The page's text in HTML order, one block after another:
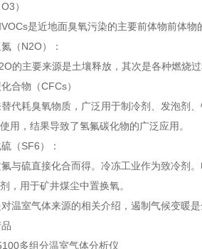
）
是近地面臭氧污染的主要前体物前体物
（N2O）：
的主要来源是土壤释放，其次是各种燃烧
合物（CFCs）
代耗臭氧物质，广泛用于制冷剂、发泡剂
用，结果导致了氢氟碳化物的广泛应用。
（SF6）：
与硫直接化合而得。冷冻工业作为致冷剂
，用于矿井煤尘中置换氧。
温室气体来源的相关介绍，遏制气候变暖是
多组分温室气体分析仪